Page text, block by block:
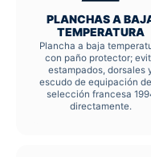
PLANCHAS A
TEMPERATURA
Plancha a baja
con paño protector;
estampados, dorsales
escudo de equipación
selección francesa
directamente.